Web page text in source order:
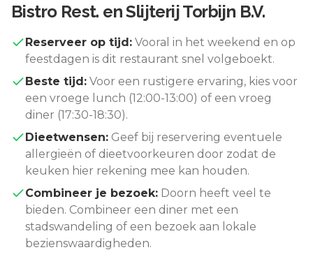
Bistro Rest. en Slijterij Torbijn B.V.
Reserveer op tijd: Vooral in het weekend en op
feestdagen is dit restaurant snel volgeboekt.
Beste tijd: Voor een rustigere ervaring, kies voor
een vroege lunch (12:00-13:00) of een vroeg
diner (17:30-18:30).
Dieetwensen: Geef bij reservering eventuele
allergieën of dieetvoorkeuren door zodat de
keuken hier rekening mee kan houden.
Combineer je bezoek: Doorn heeft veel te
bieden. Combineer een diner met een
stadswandeling of een bezoek aan lokale
bezienswaardigheden.